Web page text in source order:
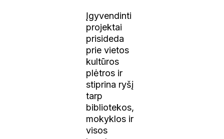
Įgyvendinti
projektai
prisideda
prie vietos
kultūros
plėtros ir
stiprina ryšį
tarp
bibliotekos,
mokyklos ir
visos